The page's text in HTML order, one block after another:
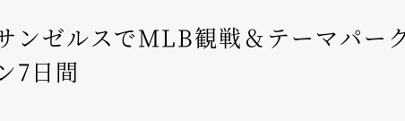
ンゼルスでMLB観戦＆テーマパー
7日間